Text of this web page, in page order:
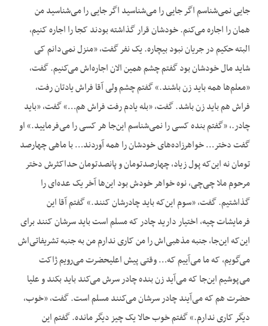
جایی نمی‌شناسم اگر جایی را می‌شناسید اگر جایی را می‌شناسید من
همان را اجاره می‌کنم. خودشان قرار گذاشته بودند کجا را اجاره کنیم،
البته حکیم در جریان نبود بیچاره. یک نفر گفت، «منزل نمی‌دانم کی
شاید مال خودشان بود گفتم چشم همین الان اجاره‌اش می‌کنیم. گفت،
«معلم‌‌ها همه باید زن باشند.» گفتم چشم ولی آقا فراش یادتان رفت،
فراش هم باید زن باشد. گفت، «بله یادم رفت فراش هم…» گفت، «باید
چادر.، «گفتم بنده کسی را نمی‌شناسم این‌جا هر کسی را می‌فرمایید.» او
گفت دختر… خواهرزاده‌های خودشان را همه آوردند… با ماهی چهارصد
تومان نه این‌که پول زیاد، چهارصدتومان و پانصدتومان حداکثرش دختر
مرحوم ملا چی‌چی، نوه خواهر خودش بود این‌ها آخر یک عده‌ای را
گذاشتیم. گفت، «سوم این‌که باید چادرشان کنند.» گفتم آقا این
فرمایشات چیه، اختیار دارید چادر که مسلم است باید سرشان کنند برای
این‌که این‌جا، جنبه مذهبی‌اش را من کاری ندارم من به جنبه تشریفاتی‌اش
می‌گویم، که ما می‌آییم که… وقتی پیش اعلیحضرت می‌رویم ژاکت
می‌پوشیم این‌جا که می‌آ‌ید زن بنده چادر سرش می‌کند باید بکند و علیا
حضرت هم که می‌آیند چادر سرشان می‌کنند مسلم است. گفت، «خوب،
دیگر کاری ندارم.» گفتم خوب حالا یک چیز دیگر مانده. گفتم این